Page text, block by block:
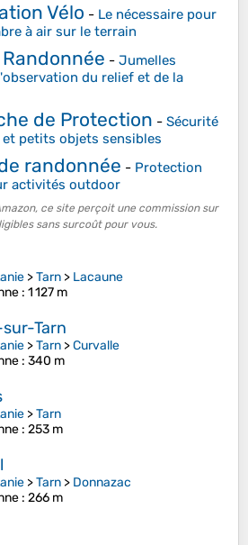
Vélo - Le nécessaire pour
à air sur le terrain
- Jumelles
du relief et de la
de Protection - Sécurité
petits objets sensibles
randonnée - Protection
activités outdoor
ce site perçoit une commission sur
sans surcoût pour vous.
>Tarn > Lacaune
: 1 127 m
Tarn
>Tarn >Curvalle
: 340 m
>Tarn
: 253 m
>Tarn > Donnazac
: 266 m